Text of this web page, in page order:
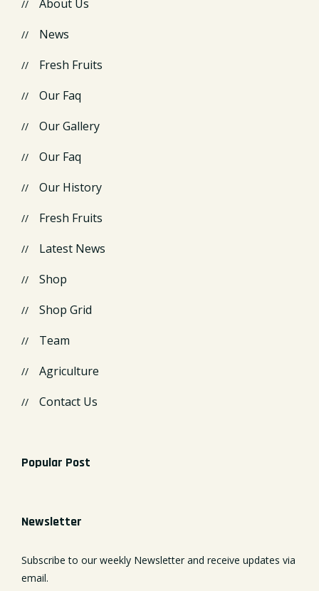
About Us
News
Fresh Fruits
Our Faq
Our Gallery
Our Faq
Our History
Fresh Fruits
Latest News
Shop
Shop Grid
Team
Agriculture
Contact Us
Popular Post
Newsletter
Subscribe to our weekly Newsletter and receive updates via
email.